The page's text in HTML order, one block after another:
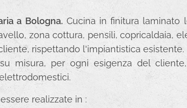
a Bologna. Cucina in finitura laminato
zona cottura, pensili, copricaldaia,
rispettando l'impiantistica esistente.
misura, per ogni esigenza del
realizzate in :